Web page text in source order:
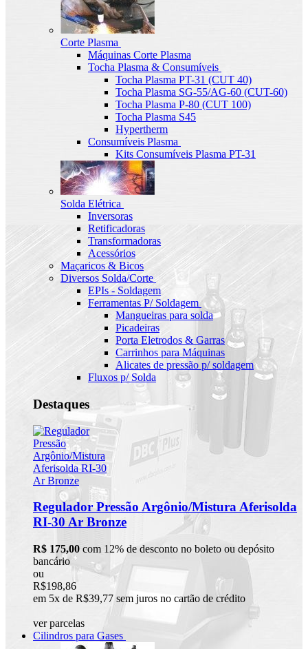
Corte Plasma
Máquinas Corte Plasma
Tocha Plasma & Consumíveis
Tocha Plasma PT-31 (CUT 40)
Tocha Plasma SG-55/AG-60 (CUT-60)
Tocha Plasma P-80 (CUT 100)
Tocha Plasma S45
Hypertherm
Consumíveis Plasma
Kits Consumíveis Plasma PT-31
Solda Elétrica
Inversoras
Retificadoras
Transformadoras
Acessórios
Maçaricos & Bicos
Diversos Solda/Corte
EPIs - Soldagem
Ferramentas P/ Soldagem
Mangueiras para solda
Picadeiras
Porta Eletrodos & Garras
Carrinhos para Máquinas
Alicates de pressão p/ soldagem
Fluxos p/ Solda
Destaques
Regulador Pressão Argônio/Mistura Aferisolda
RI-30 Ar Bronze
R$ 175,00 com 12% de desconto no boleto ou depósito
bancário
ou
R$198,86
em 5x de R$39,77 sem juros no cartão de crédito
ver parcelas
Cilindros para Gases